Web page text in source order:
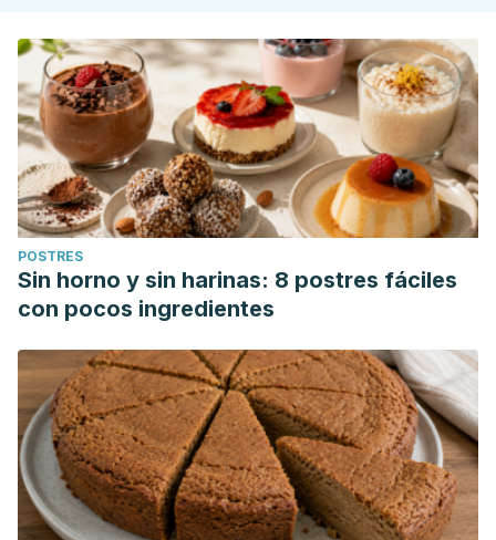
POSTRES
Sin horno y sin harinas: 8 postres fáciles
con pocos ingredientes